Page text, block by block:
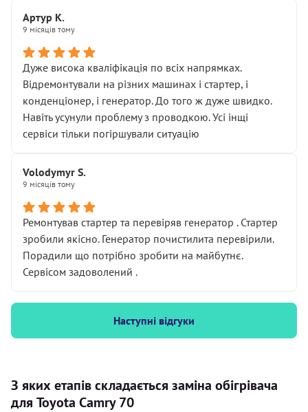
Артур К.
9 місяців тому
Дуже висока кваліфікація по всіх напрямках.
Відремонтували на різних машинах і стартер, і
конденціонер, і генератор. До того ж дуже швидко.
Навіть усунули проблему з проводкою. Усі інщі
сервіси тільки погіршували ситуацію
Volodymyr S.
9 місяців тому
Ремонтував стартер та перевіряв генератор . Стартер
зробили якісно. Генератор почистилита перевірили.
Порадили що потрібно зробити на майбутнє.
Сервісом задоволений .
Наступні відгуки
З яких етапів складається заміна обігрівача
для Toyota Camry 70